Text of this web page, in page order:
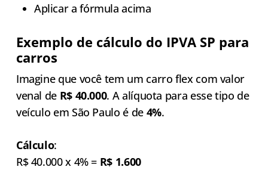
Aplicar a fórmula acima
Exemplo de cálculo do IPVA SP para
carros
Imagine que você tem um carro flex com valor
venal de R$ 40.000. A alíquota para esse tipo de
veículo em São Paulo é de 4%.
Cálculo:
R$ 40.000 x 4% = R$ 1.600